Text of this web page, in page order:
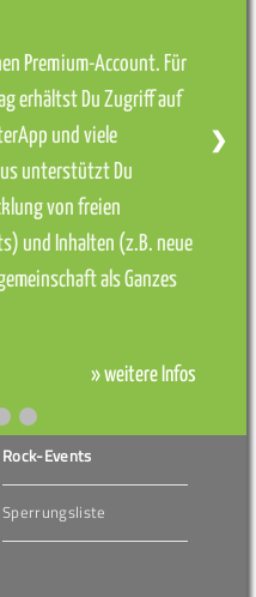
Premium-Account. Für
erhältst Du Zugriff auf
und viele
unterstützt Du
von freien
und Inhalten (z.B. neue
als Ganzes
» weitere Infos
❯
Rock-Events
Sperrungsliste